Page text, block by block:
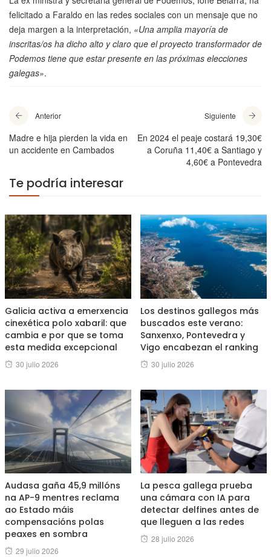
felicitado a Faraldo en las redes sociales con un mensaje que no
deja margen a la interpretación, «Una amplia mayoría de
inscritas/os ha dicho alto y claro que el proyecto transformador de
Podemos tiene que estar presente en las próximas elecciones
galegas».
Anterior
Madre e hija pierden la vida en
un accidente en Cambados
Siguiente
En 2024 el peaje costará 19,30€
a Coruña 11,40€ a Santiago y
4,60€ a Pontevedra
Te podría interesar
Galicia activa a emerxencia
cinexética polo xabaril: que
cambia e por que se toma
esta medida excepcional
Posted
30 julio 2026
Los destinos gallegos más
buscados este verano:
Sanxenxo, Pontevedra y
Vigo encabezan el ranking
Posted
30 julio 2026
Audasa gaña 45,9 millóns
na AP-9 mentres reclama
ao Estado máis
compensacións polas
peaxes en sombra
Posted
29 julio 2026
La pesca gallega prueba
una cámara con IA para
detectar delfines antes de
que lleguen a las redes
Posted
28 julio 2026